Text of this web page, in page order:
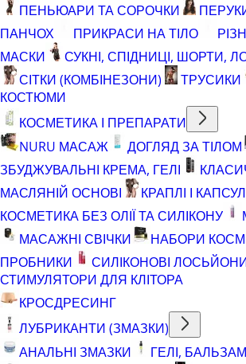
ПЕНЬЮАРИ ТА СОРОЧКИ
ПАНЧОХ
ПРИКРАСИ НА ТІЛО
МАСКИ
СУКНІ, СПІДНИЦІ, ШОРТИ,
СІТКИ (КОМБІНЕЗОНИ)
ТРУСИКИ
КОСТЮМИ
КОСМЕТИКА І ПРЕПАРАТИ
NURU МАСАЖ
ДОГЛЯД ЗА ТІЛОМ
ЗБУДЖУВАЛЬНІ КРЕМА, ГЕЛІ
МАСЛЯНІЙ ОСНОВІ
КРАПЛІ І
КОСМЕТИКА БЕЗ ОЛІЇ ТА СИЛІКОНУ
МАСАЖНІ СВІЧКИ
НАБОРИ
ПРОБНИКИ
СИЛІКОНОВІ
СТИМУЛЯТОРИ ДЛЯ КЛІТОРА
КРОСДРЕСИНГ
ЛУБРИКАНТИ (ЗМАЗКИ)
АНАЛЬНІ ЗМАЗКИ
ГЕЛІ,